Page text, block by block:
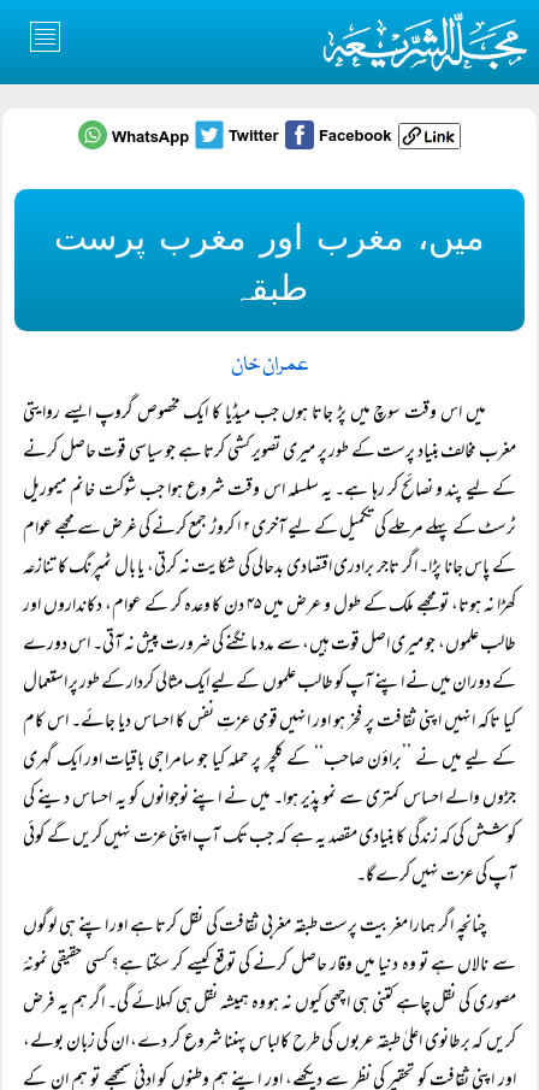
میں، مغرب اور مغرب پرست
طبقہ
عمران خان
میں اس وقت سوچ میں پڑ جاتا ہوں جب میڈیا کا ایک مخصوص گروپ ایسے روایتی
مغرب مخالف بنیاد پرست کے طور پر میری تصویر کشی کرتا ہے جو سیاسی قوت حاصل کرنے
کے لیے پند و نصائح کر رہا ہے۔ یہ سلسلہ اس وقت شروع ہوا جب شوکت خانم میموریل
ٹرسٹ کے پہلے مرحلے کی تکمیل کے لیے آخری ۱۲ کروڑ جمع کرنے کی غرض سے مجھے عوام
کے پاس جانا پڑا۔ اگر تاجر برادری اقتصادی بدحالی کی شکایت نہ کرتی، یا بال ٹمپرنگ کا تنازعہ
کھڑا نہ ہوتا، تو مجھے ملک کے طول و عرض میں ۴۵ دن کا وعدہ کر کے عوام، دکانداروں اور
طالب علموں، جو میری اصل قوت ہیں، سے مدد مانگنے کی ضرورت پیش نہ آتی۔ اس دورے
کے دوران میں نے اپنے آپ کو طالب علموں کے لیے ایک مثالی کردار کے طور پر استعمال
کیا تاکہ انہیں اپنی ثقافت پر فخر ہو اور انہیں قومی عزتِ نفس کا احساس دیا جائے۔ اس کام
کے لیے میں نے ’’براؤن صاحب‘‘ کے کلچر پر حملہ کیا جو سامراجی باقیات اور ایک گہری
جڑوں والے احساس کمتری سے نمو پذیر ہوا۔ میں نے اپنے نوجوانوں کو یہ احساس دینے کی
کوشش کی کہ زندگی کا بنیادی مقصد یہ ہے کہ جب تک آپ اپنی عزت نہیں کریں گے کوئی
آپ کی عزت نہیں کرے گا۔
چنانچہ اگر ہمارا مغربیت پرست طبقہ مغربی ثقافت کی نقل کرتا ہے اور اپنے ہی لوگوں
سے نالاں ہے تو وہ دنیا میں وقار حاصل کرنے کی توقع کیسے کر سکتا ہے؟ کسی حقیقی نمونۂ
مصوری کی نقل چاہے کتنی ہی اچھی کیوں نہ ہو وہ ہمیشہ نقل ہی کہلائے گی۔ اگر ہم یہ فرض
کریں کہ برطانوی اعلیٰ طبقہ عربوں کی طرح کا لباس پہننا شروع کر دے، ان کی زبان بولے،
اور اپنی ثقافت کو تحقیر کی نظر سے دیکھے، اور اپنے ہم وطنوں کو ادنیٰ سمجھے تو ہم ان کے